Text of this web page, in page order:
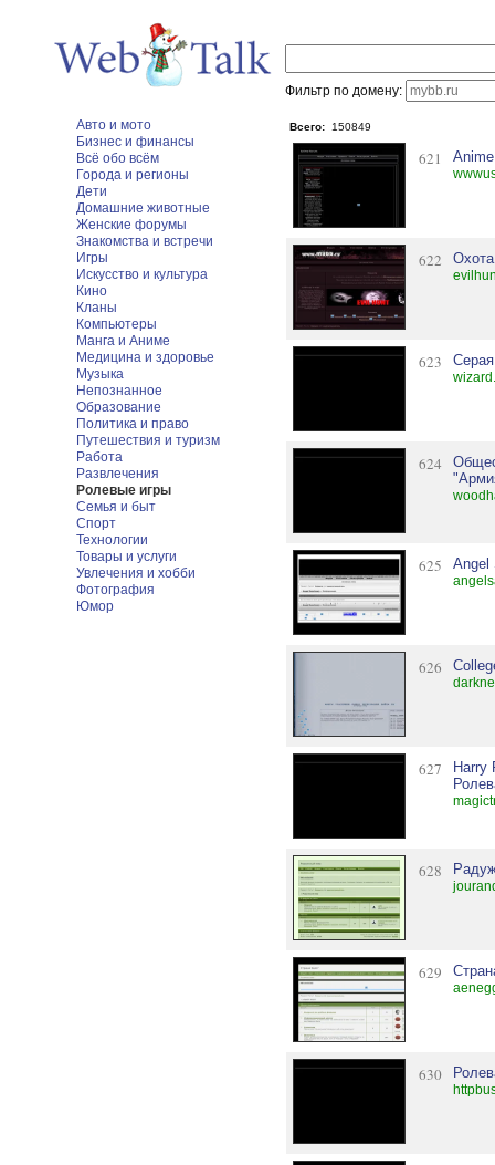
Фильтр по домену:
Авто и мото
Бизнес и финансы
Всё обо всём
Города и регионы
Дети
Домашние животные
Женские форумы
Знакомства и встречи
Игры
Искусство и культура
Кино
Кланы
Компьютеры
Манга и Аниме
Медицина и здоровье
Музыка
Непознанное
Образование
Политика и право
Путешествия и туризм
Работа
Развлечения
Ролевые игры
Семья и быт
Спорт
Технологии
Товары и услуги
Увлечения и хобби
Фотография
Юмор
Всего: 150849
621
622
623
624
625 Angel
626
627
Harry
628
629
630